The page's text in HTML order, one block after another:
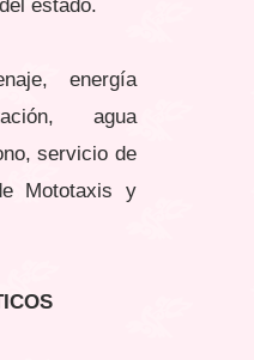
estado.
energía
agua
servicio de
Mototaxis y